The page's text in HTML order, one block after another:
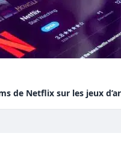
de Netflix sur les jeux